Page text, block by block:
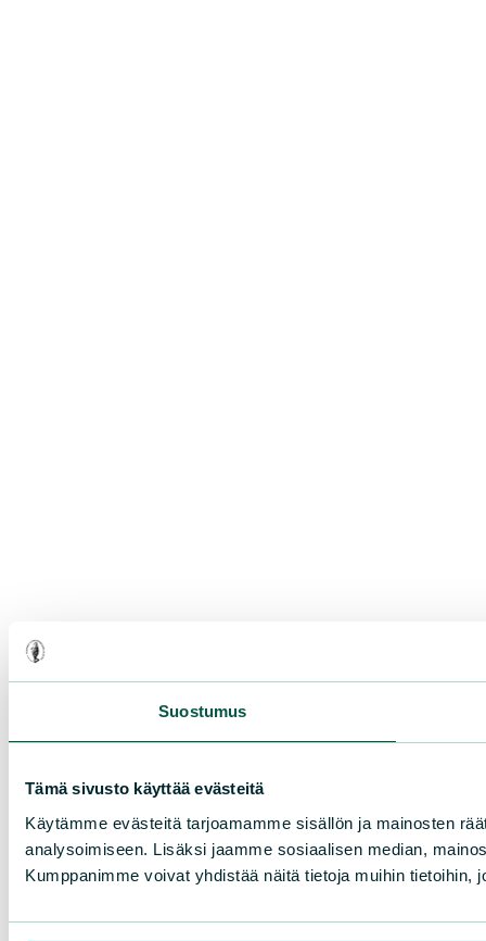
Suostumus
Tämä sivusto käyttää evästeitä
Käytämme evästeitä tarjoamamme sisällön ja mainosten
analysoimiseen. Lisäksi jaamme sosiaalisen median,
Kumppanimme voivat yhdistää näitä tietoja muihin tietoihin,